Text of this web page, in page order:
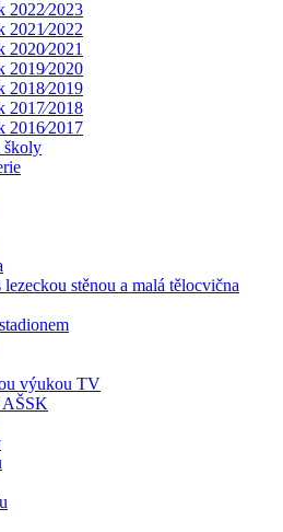
2022⁄2023
2021⁄2022
2020⁄2021
2019⁄2020
2018⁄2019
2017⁄2018
2016⁄2017
školy
stěnou a malá tělocvična
výukou TV
AŠSK